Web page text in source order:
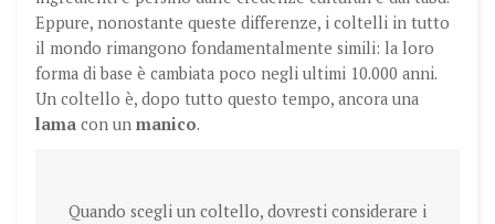
Eppure, nonostante queste differenze, i coltelli in tutto
il mondo rimangono fondamentalmente simili: la loro
forma di base è cambiata poco negli ultimi 10.000 anni.
Un coltello è, dopo tutto questo tempo, ancora una
lama con un manico.
Quando scegli un coltello, dovresti considerare i